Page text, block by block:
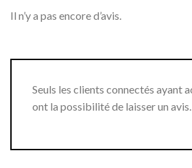
Il n’y a pas encore d’avis.
Seuls les clients connectés ayant
ont la possibilité de laisser un avis.